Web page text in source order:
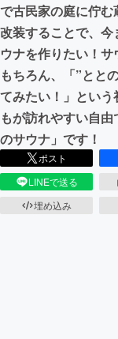
で古民家の庭に佇む
改装することで、今
ウナを作りたい！
もちろん、「”とと
てみたい！」という
もが訪れやすい自
のサウナ」です！
ポスト
LINEで送る
埋め込み